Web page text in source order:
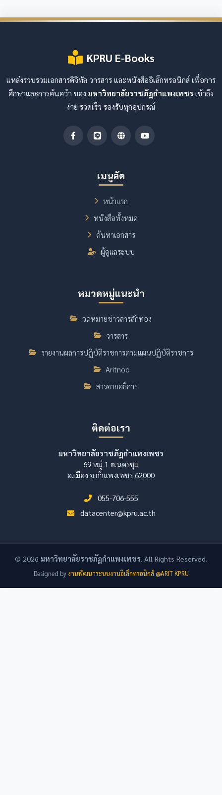
KPRU E-Books
แหล่งรวบรวมเอกสารดิจิทัล วารสาร และหนังสืออิเล็กทรอนิกส์ เพื่อการ
ศึกษาและการค้นคว้า ของ มหาวิทยาลัยราชภัฏกำแพงเพชร เข้าถึง
ง่าย รวดเร็ว รองรับทุกอุปกรณ์
เมนูลัด
หน้าแรก
หนังสือทั้งหมด
ค้นหาเอกสาร
ผู้ดูแลระบบ
หมวดหมู่แนะนำ
จดหมายข่าวสารสักทอง
วารสาร
รายงานผลการปฏิบัติราชการตามแผนปฏิบัติราชการ
Aritnoc
สารจากอธิการ
ติดต่อเรา
มหาวิทยาลัยราชภัฏกำแพงเพชร
69 หมู่ 1 ต.นครชุม
อ.เมือง จ.กำแพงเพชร 62000
055-706-555
datacenter@kpru.ac.th
© 2026 มหาวิทยาลัยราชภัฏกำแพงเพชร. All Rights Reserved.
Designed byงานพัฒนาระบบงานอิเล็กทรอนิกส์ @ARIT KPRU